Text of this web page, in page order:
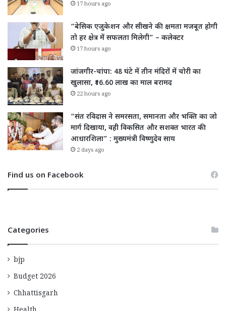
17 hours ago
“बेसिक एजुकेशन और सीखने की क्षमता मजबूत होगी
तो हर क्षेत्र में सफलता मिलेगी” – कलेक्टर
17 hours ago
जांजगीर-चांपा: 48 घंटे में तीन मंदिरों में चोरी का
खुलासा, ₹16.60 लाख का माल बरामद
22 hours ago
“संत रविदास ने समरसता, समानता और भक्ति का जो
मार्ग दिखाया, वही विकसित और सशक्त भारत की
आधारशिला” : मुख्यमंत्री विष्णुदेव साय
2 days ago
Find us on Facebook
Categories
bjp
Budget 2026
Chhattisgarh